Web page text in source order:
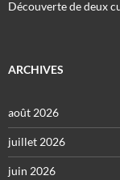
Découverte de deux
ARCHIVES
août 2026
juillet 2026
juin 2026